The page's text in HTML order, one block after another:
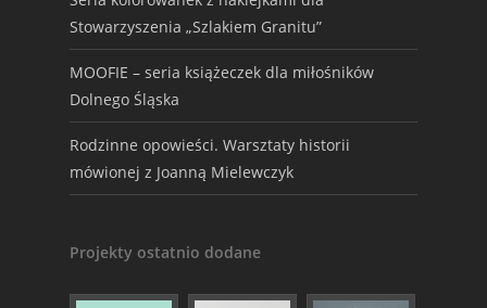
Stowarzyszenia „Szlakiem Granitu”
MOOFIE – seria książeczek dla miłośników
Dolnego Śląska
Rodzinne opowieści. Warsztaty historii
mówionej z Joanną Mielewczyk
Projekty ostatnio dodane